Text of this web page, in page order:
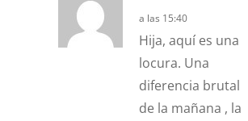
a las 15:40
Hija, aquí es una
locura. Una
diferencia brutal
de la mañana , la